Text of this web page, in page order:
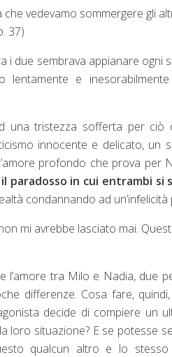
vedevamo sommergere gli
37)
i due sembrava appianare ogni
e
una tristezza sofferta per
innocente e delicato, un
profondo che prova per
il paradosso in cui entrambi si
condannando ad un’infelicità
mi avrebbe lasciato mai.
l’amore tra Milo e Nadia, due
differenze. Cosa fare,
decide di compiere un
loro situazione? E se potesse
qualcun altro e lo